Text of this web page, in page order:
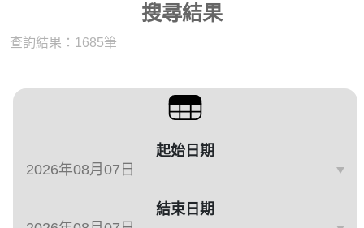
搜尋結果
查詢結果：1685筆
篩選與搜尋條件
起始日期
結束日期